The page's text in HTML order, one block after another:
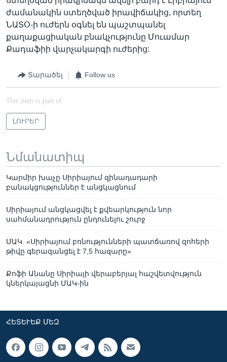
ժամանակին ստեղծված իրավիճակից, որտեղ
ՆԱՏՕ-ի ուժերն օգնել են պաշտպանել
քաղաքացիական բնակչությունը Մուամար
Քադաֆիի վարչակարգի ուժերից:
Տարածել Follow us
This item is part of
ԼՈՒՐԵՐ
Նմանատիպ
Կարմիր խաչը Սիրիայում զինադադարի
բանակցություններ է անցկացնում
Սիրիայում անցկացվել է քվեարկություն նոր
սահմանադրություն ընդունելու շուրջ
ՄԱԿ. «Սիրիայում բռնությունների պատճառով զոհերի
թիվը գերազանցել է 7,5 հազարը»
Քոֆի Անանը Սիրիայի վերաբերյալ հաշվետվություն
կներկայացնի ՄԱԿ-ին
ՀԵՏԵՒԵՔ ՄԵԶ